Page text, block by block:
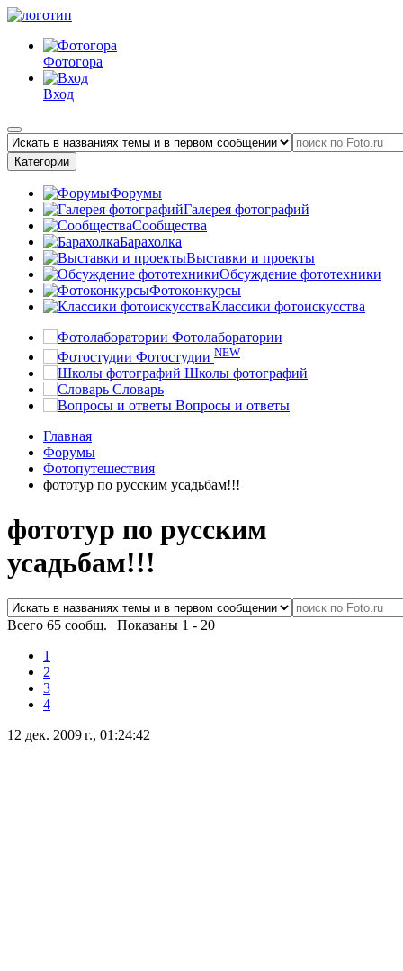
Фотогора
Вход
Категории
Форумы
Галерея фотографий
Сообщества
Барахолка
Выставки и проекты
Обсуждение фототехники
Фотоконкурсы
Классики фотоискусства
Фотолаборатории
Фотостудии NEW
Школы фотографий
Словарь
Вопросы и ответы
Главная
Форумы
Фотопутешествия
фототур по русским усадьбам!!!
фототур по русским
усадьбам!!!
Всего 65 сообщ. | Показаны 1 - 20
1
2
3
4
12 дек. 2009 г., 01:24:42